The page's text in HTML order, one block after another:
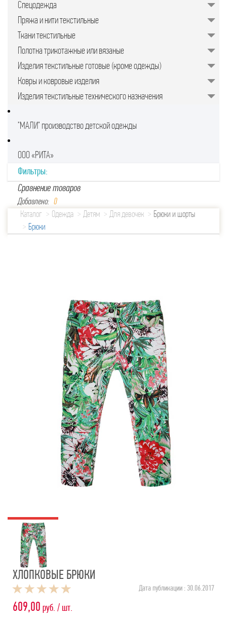
Спецодежда
Пряжа и нити текстильные
Ткани текстильные
Полотна трикотажные или вязаные
Изделия текстильные готовые (кроме одежды)
Ковры и ковровые изделия
Изделия текстильные технического назначения
"МАЛИ" производство детской одежды
ООО «РИТА»
Фильтры:
Сравнение товаров
Добавлено: 0
Каталог
Одежда Детям Для девочек
Брюки и шорты
Брюки
ХЛОПКОВЫЕ БРЮКИ
Дата публикации : 30.06.2017
609,00 руб. / шт.